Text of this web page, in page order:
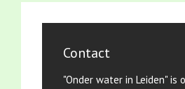
Contact
"Onder water in Leiden" is